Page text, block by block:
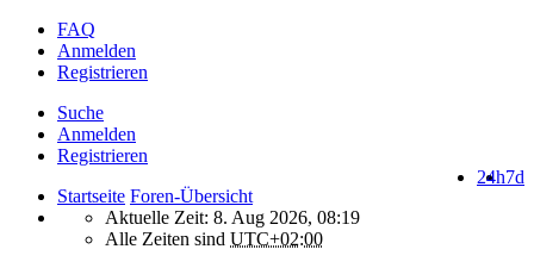
FAQ
Anmelden
Registrieren
Suche
Anmelden
Registrieren
7d
24h
Startseite Foren-Übersicht
Aktuelle Zeit: 8. Aug 2026, 08:19
Alle Zeiten sind UTC+02:00